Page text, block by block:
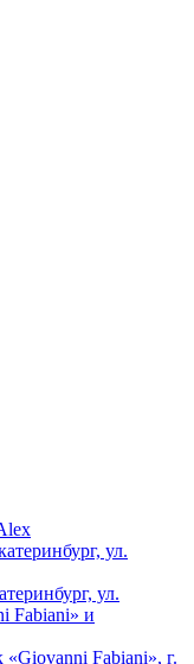
ул.
ул.
Fabiani» и
Fabiani», г.